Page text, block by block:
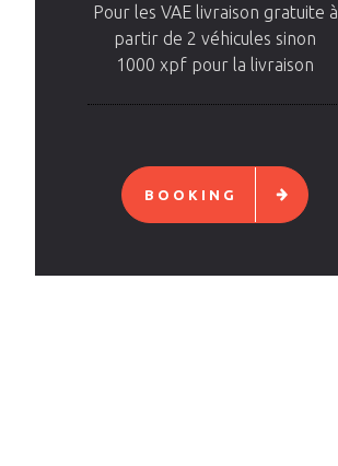
Pour les VAE livraison gratuite à
partir de 2 véhicules sinon
1000 xpf pour la livraison
BOOKING